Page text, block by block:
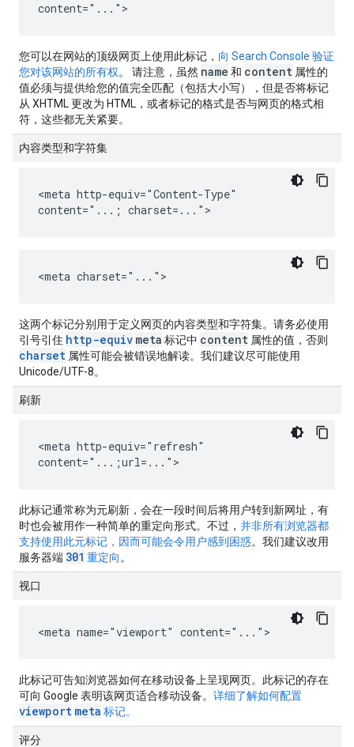
content="...">
您可以在网站的顶级网页上使用此标记， 向 Search Console 验证
您对该网站的所有权。 请注意，虽然 name 和 content 属性的
值必须与提供给您的值完全匹配（包括大小写），但是否将标记
从 XHTML 更改为 HTML，或者标记的格式是否与网页的格式相
符，这些都无关紧要。
内容类型和字符集
<meta http-equiv="Content-Type"
content="...; charset=...">
<meta charset="...">
这两个标记分别用于定义网页的内容类型和字符集。请务必使用
引号引住 http-equiv meta 标记中 content 属性的值，否则
charset 属性可能会被错误地解读。我们建议尽可能使用
Unicode/UTF-8。
刷新
<meta http-equiv="refresh"
content="...;url=...">
此标记通常称为元刷新，会在一段时间后将用户转到新网址，有
时也会被用作一种简单的重定向形式。不过， 并非所有浏览器都
支持使用此元标记，因而可能会令用户感到困惑。我们建议改用
服务器端 301 重定向 。
视口
<meta name="viewport" content="...">
此标记可告知浏览器如何在移动设备上呈现网页。此标记的存在
可向 Google 表明该网页适合移动设备。 详细了解如何配置
viewport meta 标记。
评分